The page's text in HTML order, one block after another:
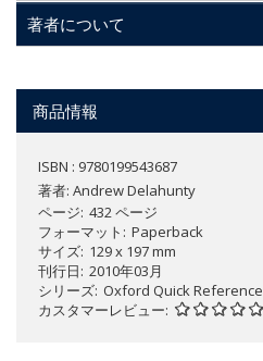
著者について
商品情報
ISBN : 9780199543687
著者: Andrew Delahunty
ページ 432 ページ
フォーマット
Paperback
サイズ 129 x 197 mm
刊行日 2010年03月
シリーズ Oxford Quick Reference
カスタマーレビュー